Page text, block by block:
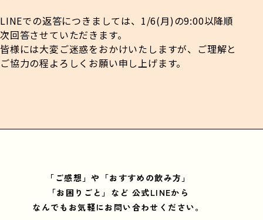
LINEでの返答につきましては、1/6(月)の9:00以降順
次回答させていただきます。
皆様には大変ご迷惑をおかけいたしますが、ご理解と
ご協力の程よろしくお願い申し上げます。
「ご感想」や「おすすめの飲み方」
「お困りごと」など 公式LINEから
なんでもお気軽にお問い合わせください。